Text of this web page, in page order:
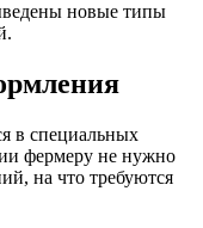
новые типы
в специальных
фермеру не нужно
на что требуются